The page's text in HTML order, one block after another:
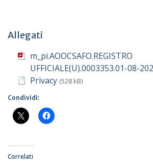
Allegati
m_pi.AOOCSAFO.REGISTRO
UFFICIALE(U).0003353.01-08-
Privacy (528 kB)
Condividi:
Correlati